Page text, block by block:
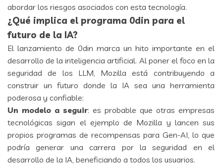
abordar los riesgos asociados con esta tecnología.
¿Qué implica el programa 0din para el
futuro de la IA?
El lanzamiento de 0din marca un hito importante en el
desarrollo de la inteligencia artificial. Al poner el foco en la
seguridad de los LLM, Mozilla está contribuyendo a
construir un futuro donde la IA sea una herramienta
poderosa y confiable:
Un modelo a seguir: es probable que otras empresas
tecnológicas sigan el ejemplo de Mozilla y lancen sus
propios programas de recompensas para Gen-AI, lo que
podría generar una carrera por la seguridad en el
desarrollo de la IA, beneficiando a todos los usuarios.